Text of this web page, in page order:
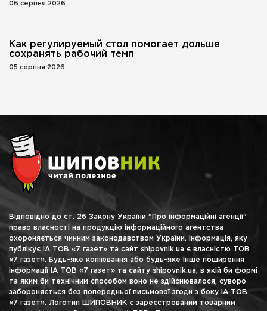
06 серпня 2026
Как регулируемый стол помогает дольше
сохранять рабочий темп
05 серпня 2026
Відповідно до ст. 26 Закону України "Про інформаційні агенції"
право власності на продукцію інформаційного агентства
охороняється чинним законодавством України. Інформація, яку
публікує ІА ТОВ «7 газет» та сайт shipovnik.ua є власністю ТОВ
«7 газет». Будь-яке копіювання або будь-яке інше поширення
інформації ІА ТОВ «7 газет» та сайту shipovnik.ua, в якій би формі
та яким би технічним способом воно не здійснювалося, суворо
забороняється без попередньої письмової згоди з боку ІА ТОВ
«7 газет». Логотип ШИПОВНИК є зареєстрованим товарним